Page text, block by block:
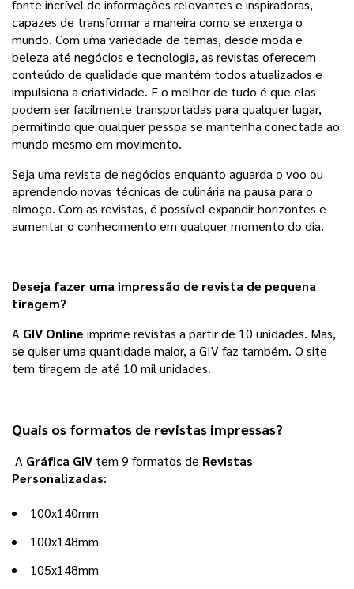
fonte incrível de informações relevantes e inspiradoras,
capazes de transformar a maneira como se enxerga o
mundo. Com uma variedade de temas, desde moda e
beleza até negócios e tecnologia, as revistas oferecem
conteúdo de qualidade que mantém todos atualizados e
impulsiona a criatividade. E o melhor de tudo é que elas
podem ser facilmente transportadas para qualquer lugar,
permitindo que qualquer pessoa se mantenha conectada ao
mundo mesmo em movimento.
Seja uma revista de negócios enquanto aguarda o voo ou
aprendendo novas técnicas de culinária na pausa para o
almoço. Com as revistas, é possível expandir horizontes e
aumentar o conhecimento em qualquer momento do dia.
Deseja fazer uma impressão de revista de pequena
tiragem?
A GIV Online imprime revistas a partir de 10 unidades. Mas,
se quiser uma quantidade maior, a GIV faz também. O site
tem tiragem de até 10 mil unidades.
Quais os formatos de revistas impressas?
A Gráfica GIV tem 9 formatos de Revistas
Personalizadas:
100x140mm
100x148mm
105x148mm